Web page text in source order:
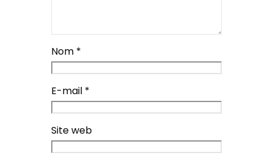
Nom *
E-mail *
Site web